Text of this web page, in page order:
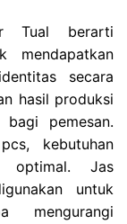
Tual berarti
mendapatkan
secara
hasil produksi
bagi pemesan.
kebutuhan
optimal. Jas
untuk
mengurangi